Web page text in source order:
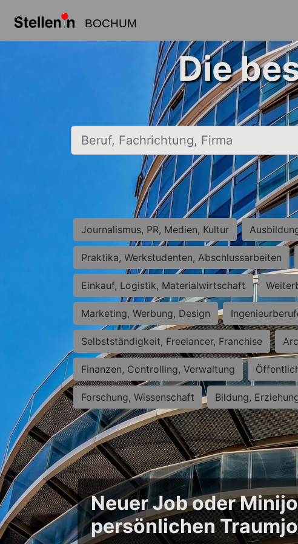
BOCHUM
Die
Beruf, Fachrichtung, Firma
Journalismus, PR, Medien, Kultur
Praktika, Werkstudenten, Abschlussarbeiten
Einkauf, Logistik, Materialwirtschaft
Marketing, Werbung, Design
Selbstständigkeit, Freelancer, Franchise
Finanzen, Controlling, Verwaltung
Forschung, Wissenschaft Bildung,
Neuer Job oder
persönlichen